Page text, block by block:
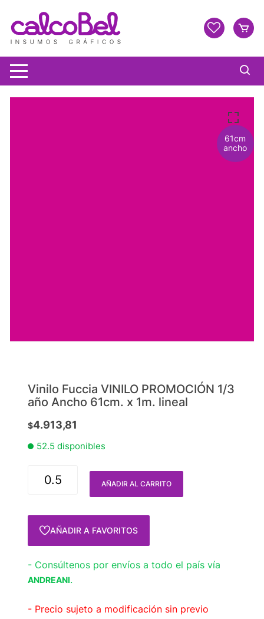
61cm
ancho
Vinilo Fuccia VINILO PROMOCIÓN 1/3
año Ancho 61cm. x 1m. lineal
$4.913,81
52.5 disponibles
AÑADIR AL CARRITO
AÑADIR A FAVORITOS
- Consúltenos por envíos a todo el país vía
ANDREANI.
- Precio sujeto a modificación sin previo